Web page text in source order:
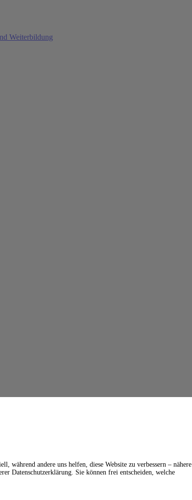
Weiterbildung
während andere uns helfen, diese Website zu verbessern – nähere
Datenschutzerklärung. Sie können frei entscheiden, welche